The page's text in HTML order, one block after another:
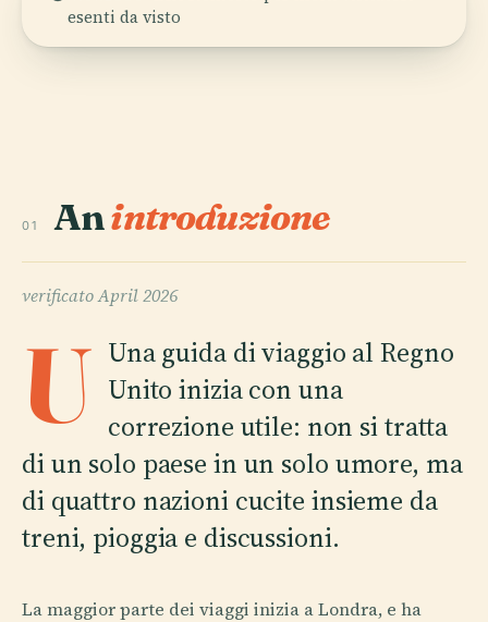
esenti da visto
01 Anintroduzione
verificatoApril 2026
U Una guida di viaggio al Regno
Unito inizia con una
correzione utile: non si tratta
di un solo paese in un solo umore, ma
di quattro nazioni cucite insieme da
treni, pioggia e discussioni.
La maggior parte dei viaggi inizia a Londra, e ha